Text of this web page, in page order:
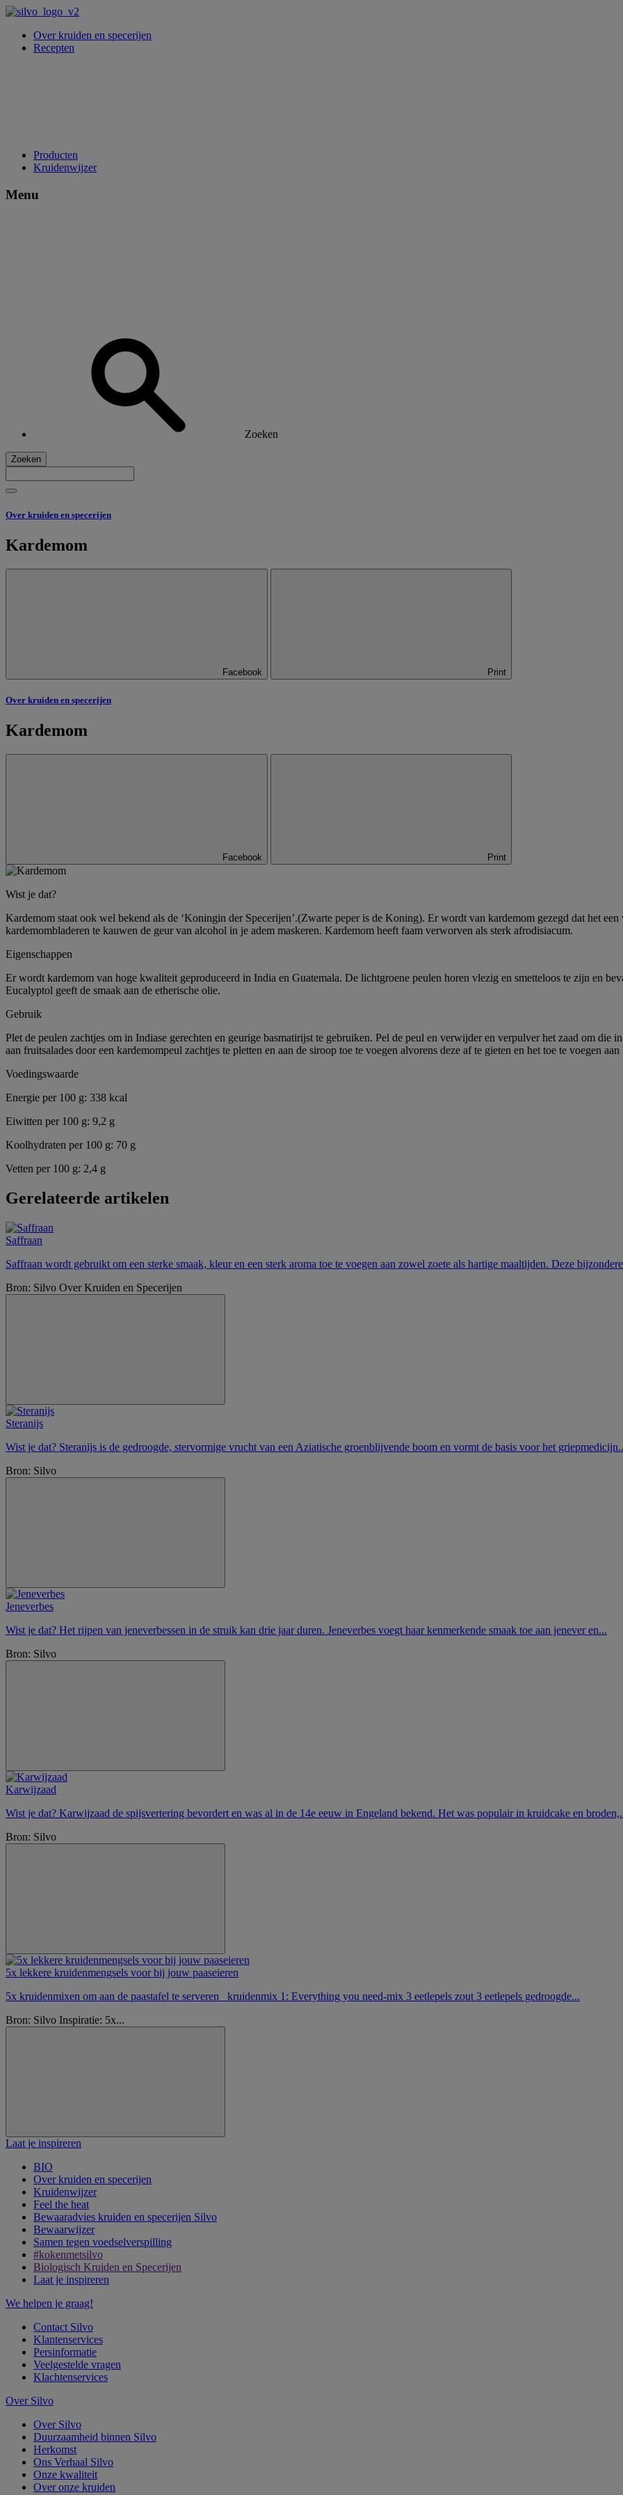
Over kruiden en specerijen
Recepten
Producten
Kruidenwijzer
Menu
Zoeken
Zoeken
Over kruiden en specerijen
Kardemom
Facebook Print
Over kruiden en specerijen
Kardemom
Facebook Print
Wist je dat?
Kardemom staat ook wel bekend als de ‘Koningin der Specerijen’.(Zwarte peper is de Koning). Er wordt van kardemom gezegd dat het
kardemombladeren te kauwen de geur van alcohol in je adem maskeren. Kardemom heeft faam verworven als sterk afrodisiacum.
Eigenschappen
Er wordt kardemom van hoge kwaliteit geproduceerd in India en Guatemala. De lichtgroene peulen horen vlezig en smetteloos te zijn en
Eucalyptol geeft de smaak aan de etherische olie.
Gebruik
Plet de peulen zachtjes om in Indiase gerechten en geurige basmatirijst te gebruiken. Pel de peul en verwijder en verpulver het zaad om die
aan fruitsalades door een kardemompeul zachtjes te pletten en aan de siroop toe te voegen alvorens deze af te gieten en het toe te voegen
Voedingswaarde
Energie per 100 g: 338 kcal
Eiwitten per 100 g: 9,2 g
Koolhydraten per 100 g: 70 g
Vetten per 100 g: 2,4 g
Gerelateerde artikelen
Saffraan
Saffraan wordt gebruikt om een sterke smaak, kleur en een sterk aroma toe te voegen aan zowel zoete als hartige maaltijden. Deze
Bron: Silvo Over Kruiden en Specerijen
Steranijs
Wist je dat? Steranijs is de gedroogde, stervormige vrucht van een Aziatische groenblijvende boom en vormt de basis voor het
Bron: Silvo
Jeneverbes
Wist je dat? Het rijpen van jeneverbessen in de struik kan drie jaar duren. Jeneverbes voegt haar kenmerkende smaak toe aan jenever en...
Bron: Silvo
Karwijzaad
Wist je dat? Karwijzaad de spijsvertering bevordert en was al in de 14e eeuw in Engeland bekend. Het was populair in kruidcake en
Bron: Silvo
5x lekkere kruidenmengsels voor bij jouw paaseieren
5x kruidenmixen om aan de paastafel te serveren kruidenmix 1: Everything you need-mix 3 eetlepels zout 3 eetlepels gedroogde...
Bron: Silvo Inspiratie: 5x...
Laat je inspireren
BIO
Over kruiden en specerijen
Kruidenwijzer
Feel the heat
Bewaaradvies kruiden en specerijen Silvo
Bewaarwijzer
Samen tegen voedselverspilling
#kokenmetsilvo
Biologisch Kruiden en Specerijen
Laat je inspireren
We helpen je graag!
Contact Silvo
Klantenservices
Persinformatie
Veelgestelde vragen
Klachtenservices
Over Silvo
Over Silvo
Duurzaamheid binnen Silvo
Herkomst
Ons Verhaal Silvo
Onze kwaliteit
Over onze kruiden